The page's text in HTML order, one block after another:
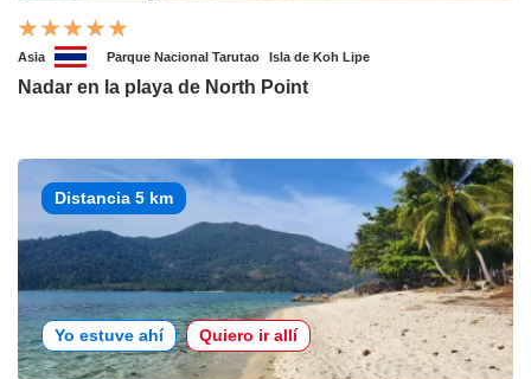
Asia Parque Nacional Tarutao Isla de Koh Lipe
Nadar en la playa de North Point
Distancia 5 km
Yo estuve ahí Quiero ir allí